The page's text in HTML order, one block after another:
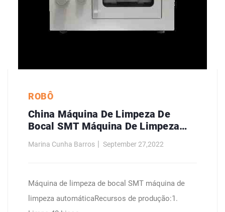
ROBÔ
China Máquina De Limpeza De
Bocal SMT Máquina De Limpeza
Automática Fabricantes
Marina Cunha Barros September 27,2022
Máquina de limpeza de bocal SMT máquina de
limpeza automáticaRecursos de produção:1.